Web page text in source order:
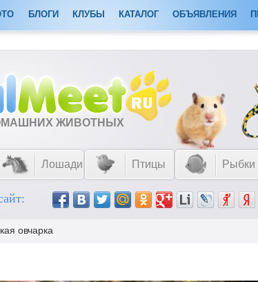
БЛОГИ КЛУБЫ КАТАЛОГ ОБЪЯВЛЕНИЯ
ЖИВОТНЫХ
Лошади Птицы Рыбки
овчарка